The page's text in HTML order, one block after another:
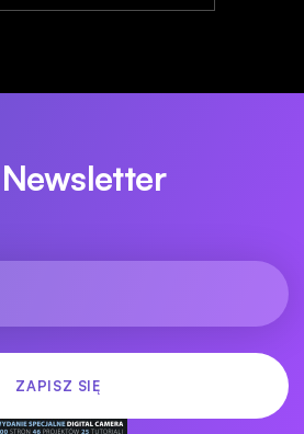
Newsletter